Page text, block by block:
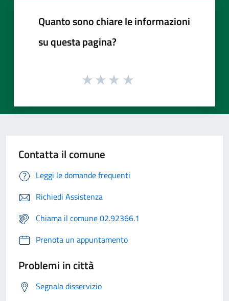
Quanto sono chiare le informazioni
su questa pagina?
Contatta il comune
Leggi le domande frequenti
Richiedi Assistenza
Chiama il comune 02.92366.1
Prenota un appuntamento
Problemi in città
Segnala disservizio